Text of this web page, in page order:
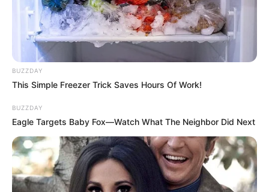
αγαπημένος γιατρός
Ακολουθήστε το evianews.com στοGoogle
News
ΤΑ ΠΙΟ ΔΗΜΟΦΙΛΗ
BUZZDAY
This Simple Freezer Trick Saves Hours Of Work!
BUZZDAY
Eagle Targets Baby Fox—Watch What The Neighbor Did Next